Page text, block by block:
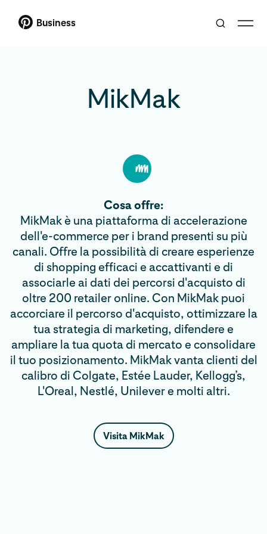
Business
MikMak
Cosa offre:
MikMak è una piattaforma di accelerazione
dell'e-commerce per i brand presenti su più
canali. Offre la possibilità di creare esperienze
di shopping efficaci e accattivanti e di
associarle ai dati dei percorsi d'acquisto di
oltre 200 retailer online. Con MikMak puoi
accorciare il percorso d'acquisto, ottimizzare la
tua strategia di marketing, difendere e
ampliare la tua quota di mercato e consolidare
il tuo posizionamento. MikMak vanta clienti del
calibro di Colgate, Estée Lauder, Kellogg’s,
L'Oreal, Nestlé, Unilever e molti altri.
Visita MikMak